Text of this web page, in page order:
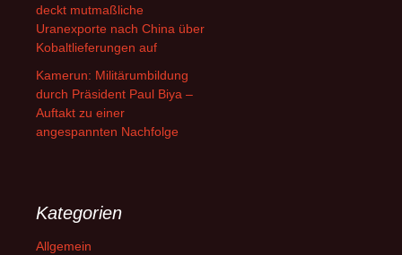
deckt mutmaßliche
Uranexporte nach China über
Kobaltlieferungen auf
Kamerun: Militärumbildung
durch Präsident Paul Biya –
Auftakt zu einer
angespannten Nachfolge
Kategorien
Allgemein